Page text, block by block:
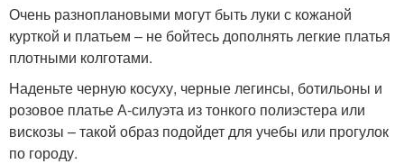
Очень разноплановыми могут быть луки с кожаной
курткой и платьем – не бойтесь дополнять легкие платья
плотными колготами.
Наденьте черную косуху, черные легинсы, ботильоны и
розовое платье А-силуэта из тонкого полиэстера или
вискозы – такой образ подойдет для учебы или прогулок
по городу.